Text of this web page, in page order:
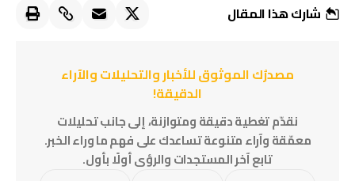
شارك هذا المقال
مصدرُك الموثوق للأخبار والتحليلات والآراء
الدقيقة!
نقدّم تغطية دقيقة ومتوازنة، إلى جانب تحليلات
معمّقة وآراء متنوعة تساعدك على فهم ما وراء الخبر.
تابع آخر المستجدات والرؤى أولًا بأول.